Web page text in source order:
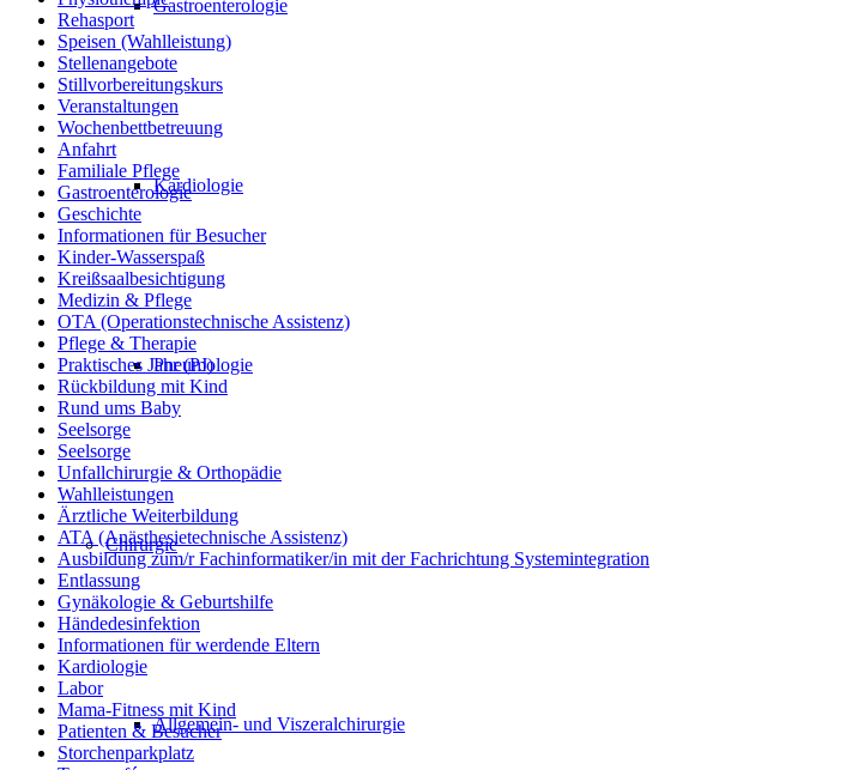
Gastroenterologie
Kardiologie
Pneumologie
Chirurgie
Allgemein- und Viszeralchirurgie
Rehasport
Speisen (Wahlleistung)
Stellenangebote
Stillvorbereitungskurs
Veranstaltungen
Wochenbettbetreuung
Anfahrt
Familiale Pflege
Gastroenterologie
Geschichte
Informationen für Besucher
Kinder-Wasserspaß
Kreißsaalbesichtigung
Medizin & Pflege
OTA (Operationstechnische Assistenz)
Pflege & Therapie
Praktisches Jahr (PJ)
Rückbildung mit Kind
Rund ums Baby
Seelsorge
Seelsorge
Unfallchirurgie & Orthopädie
Wahlleistungen
Ärztliche Weiterbildung
ATA (Anästhesietechnische Assistenz)
Ausbildung zum/r Fachinformatiker/in mit der Fachrichtung Systemintegration
Entlassung
Gynäkologie & Geburtshilfe
Händedesinfektion
Informationen für werdende Eltern
Kardiologie
Labor
Mama-Fitness mit Kind
Patienten & Besucher
Storchenparkplatz